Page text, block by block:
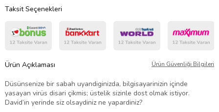
Taksit Seçenekleri
Ürün Açıklaması Ürün Güvenliği Bilgileri
Düsünsenize bir sabah uyandiginizda, bilgisayarinizin içinde
yasayan virüs disari çikmis; üstelik sizinle dost olmak istiyor.
David’in yerinde siz olsaydiniz ne yapardiniz?